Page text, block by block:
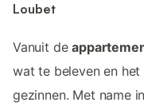
Loubet
Vanuit de
wat te beleven en
gezinnen. Met name